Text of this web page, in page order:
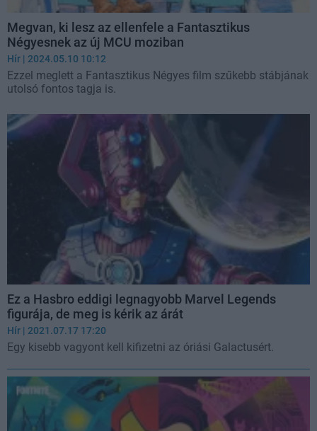
Megvan, ki lesz az ellenfele a Fantasztikus
Négyesnek az új MCU moziban
Hír | 2024.05.10 10:12
Ezzel meglett a Fantasztikus Négyes film szűkebb stábjának
utolsó fontos tagja is.
Ez a Hasbro eddigi legnagyobb Marvel Legends
figurája, de meg is kérik az árát
Hír | 2021.07.17 17:20
Egy kisebb vagyont kell kifizetni az óriási Galactusért.